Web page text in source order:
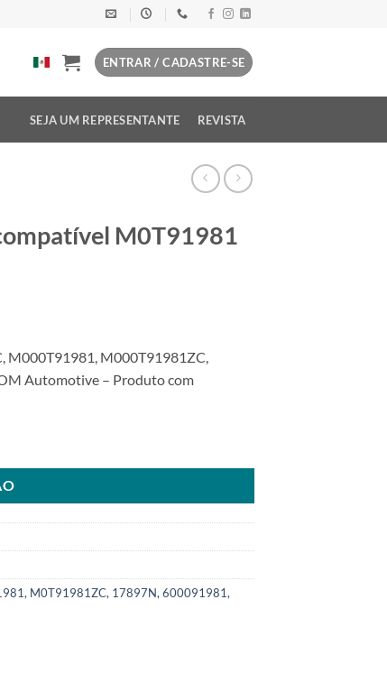
ENTRAR / CADASTRE-SE
SEJA UM REPRESENTANTE REVISTA
M0T91981
M000T91981, M000T91981ZC,
Automotive – Produto com
M0T91981ZC, 17897N, 600091981,